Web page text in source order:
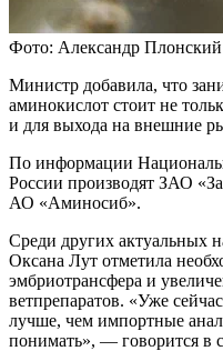
Фото: Александр
Министр добавила, что
аминокислот стоит не
и для выхода на внешние
По информации
России производят ЗАО
АО «Аминосиб».
Среди других актуальных
Оксана Лут отметила
эмбриотрансфера и
ветпрепаратов. «Уже
лучше, чем импортные
понимать», — говорится в